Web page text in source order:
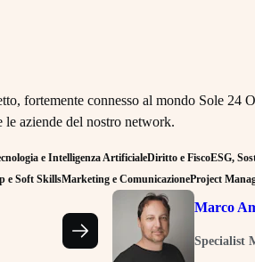
fortemente connesso al mondo Sole 24
aziende del nostro network.
e Intelligenza ArtificialeDiritto e FiscoESG,
e Soft SkillsMarketing e ComunicazioneProject
Marco
Specialist